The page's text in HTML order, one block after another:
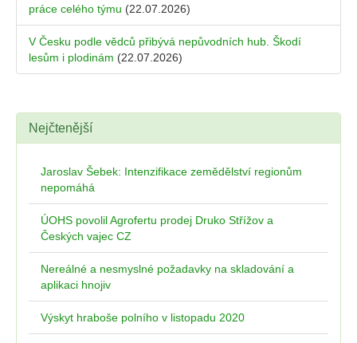
práce celého týmu (22.07.2026)
V Česku podle vědců přibývá nepůvodních hub. Škodí
lesům i plodinám (22.07.2026)
Nejčtenější
Jaroslav Šebek: Intenzifikace zemědělství regionům
nepomáhá
ÚOHS povolil Agrofertu prodej Druko Střížov a
Českých vajec CZ
Nereálné a nesmyslné požadavky na skladování a
aplikaci hnojiv
Výskyt hraboše polního v listopadu 2020